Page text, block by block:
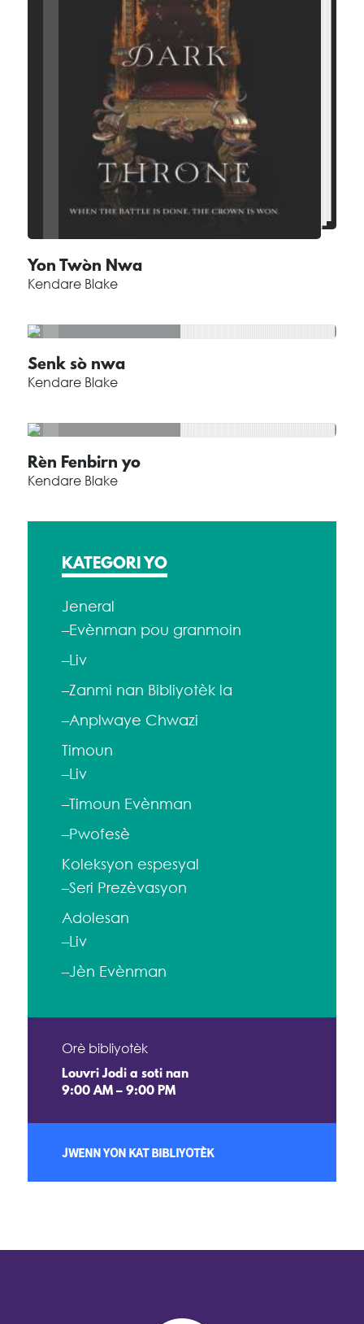
Yon Twòn Nwa
Kendare Blake
Senk sò nwa
Kendare Blake
Rèn Fenbirn yo
Kendare Blake
KATEGORI YO
Jeneral
–Evènman pou granmoin
–Liv
–Zanmi nan Bibliyotèk la
–Anplwaye Chwazi
Timoun
–Liv
–Timoun Evènman
–Pwofesè
Koleksyon espesyal
–Seri Prezèvasyon
Adolesan
–Liv
–Jèn Evènman
Orè bibliyotèk
Louvri Jodi a soti nan
9:00 AM – 9:00 PM
JWENN YON KAT BIBLIYOTÈK